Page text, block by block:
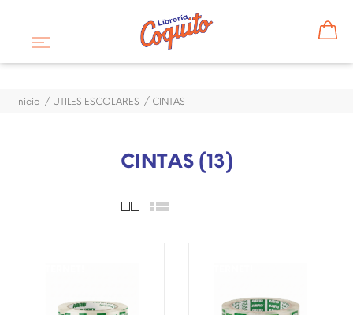
Inicio UTILES ESCOLARES CINTAS
CINTAS (13)